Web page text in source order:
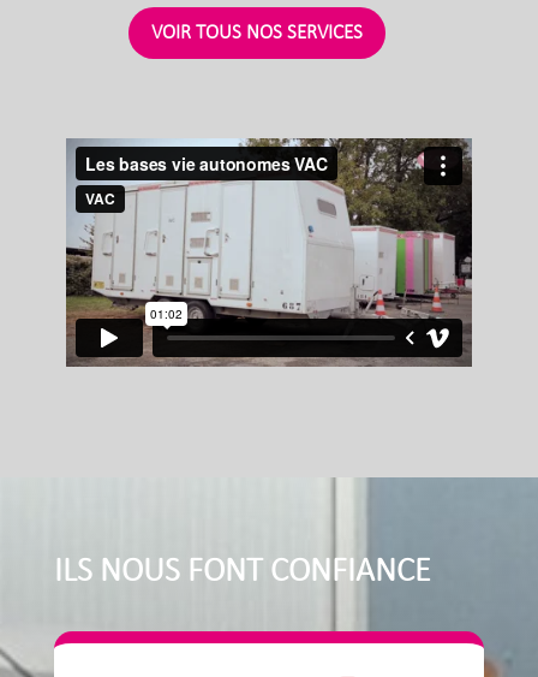
VOIR TOUS NOS SERVICES
ILS NOUS FONT CONFIANCE